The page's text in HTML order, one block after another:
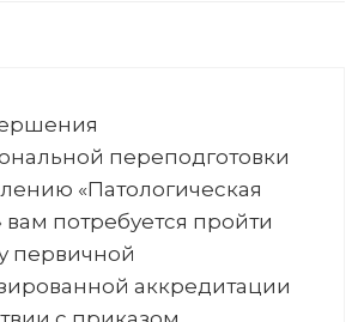
переподготовки
«Патологическая
вам потребуется пройти
первичной
аккредитации